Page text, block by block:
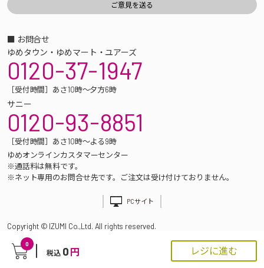
0
税込 0 円 レジに進む
■ お問合せ
ゆめタウン・ゆめマート・ユアーズ
0120-37-1947
［受付時間］あさ10時～夕方6時
サニー
0120-93-8851
［受付時間］あさ10時～よる9時
ゆめオンラインカスタマーセンター
※通話料は無料です。
※ネット専用のお問合せ先です。ご注文は受け付けておりません。
PCサイト
Copyright © IZUMI Co.,Ltd. All rights reserved.